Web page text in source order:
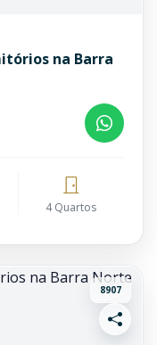
na Barra
4 Quartos
8907